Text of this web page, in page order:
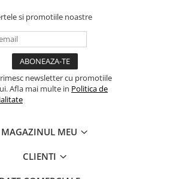
si promotiile noastre
newsletter cu promotiile
Afla mai multe in Politica de
MAGAZINUL MEU
CLIENTI